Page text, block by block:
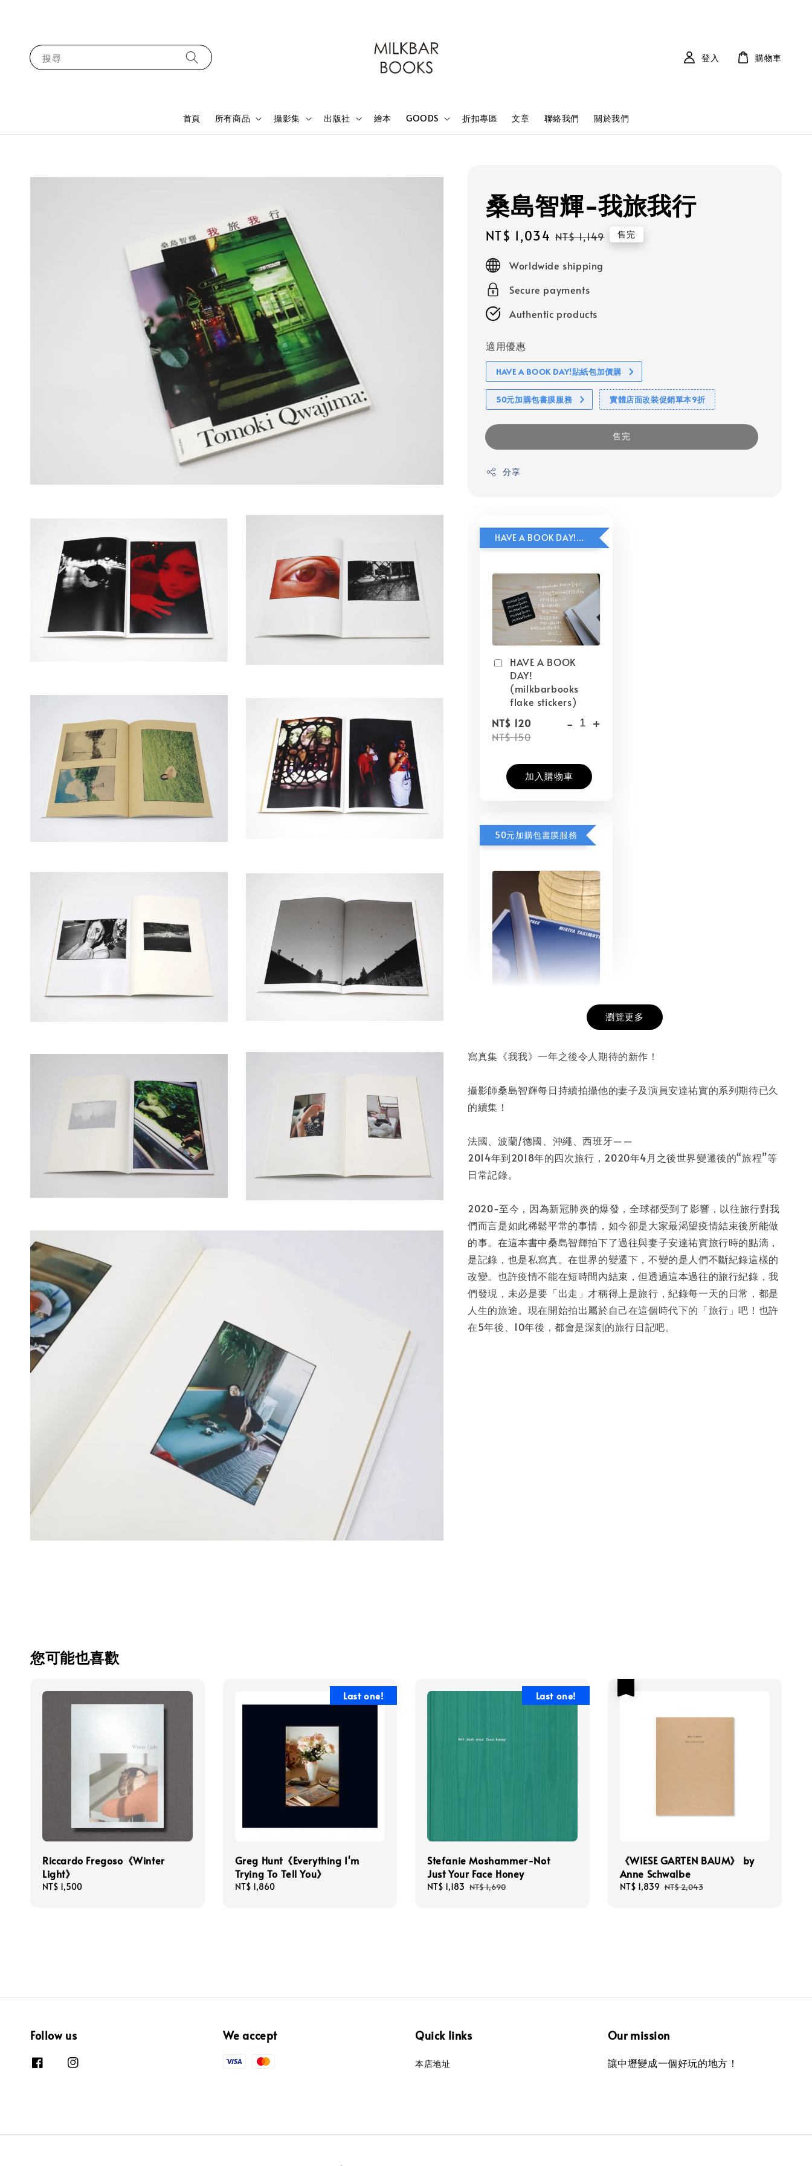
搜尋
首頁 所有商品 攝影集 出版社 繪本 GOODS 折扣專區 文章 聯絡我們 關於我們
登入 購物車
桑島智輝-我旅我行
Sale
price
NT$ 1,034 Regular
NT$ 1,149 售完
Worldwide shipping
Secure payments
Authentic products
適用優惠
HAVE A BOOK DAY!貼紙包加價購
50元加購包書膜服務 實體店面改裝促銷單本9折
售完
分享
HAVE A BOOK DAY!貼紙包加價購
HAVE A BOOK
DAY!
(milkbarbooks
flake stickers)
NT$ 120
NT$ 150
- +
加入購物車
50元加購包書膜服務
NT$ 50
- +
瀏覽更多
寫真集《我我》一年之後令人期待的新作！
攝影師桑島智輝每日持續拍攝他的妻子及演員安達祐實的系列期待已久
的續集！
法國、波蘭/德國、沖繩、西班牙——
2014年到2018年的四次旅行，2020年4月之後世界變遷後的“旅程”等
日常記錄。
2020-至今，因為新冠肺炎的爆發，全球都受到了影響，以往旅行對我
們而言是如此稀鬆平常的事情，如今卻是大家最渴望疫情結束後所能做
的事。在這本書中桑島智輝拍下了過往與妻子安達祐實旅行時的點滴，
是記錄，也是私寫真。在世界的變遷下，不變的是人們不斷紀錄這樣的
改變。也許疫情不能在短時間內結束，但透過這本過往的旅行紀錄，我
們發現，未必是要「出走」才稱得上是旅行，紀錄每一天的日常，都是
人生的旅途。現在開始拍出屬於自己在這個時代下的「旅行」吧！也許
在5年後、10年後，都會是深刻的旅行日記吧。
您可能也喜歡
Riccardo Fregoso《Winter
Light》
Regular
NT$ 1,500
Last one!
Greg Hunt《Everything I'm
Trying To Tell You》
Regular
NT$ 1,860
Last one!
Stefanie Moshammer-Not
Just Your Face Honey
Sale
NT$ 1,183 Regular
NT$ 1,690
《WIESE GARTEN BAUM》 by
Anne Schwalbe
Sale
NT$ 1,839 Regular
NT$ 2,043
Follow us We accept Quick links
本店地址
Our mission
讓中壢變成一個好玩的地方！